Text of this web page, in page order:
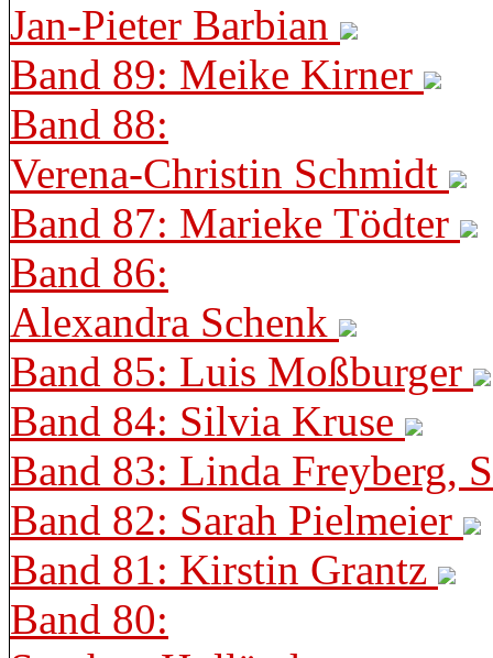
Jan-Pieter Barbian
Band 89: Meike Kirner
Band 88:
Verena-Christin Schmidt
Band 87: Marieke Tödter
Band 86:
Alexandra Schenk
Band 85: Luis Moßburger
Band 84: Silvia Kruse
Band 83: Linda Freyberg,
Band 82: Sarah Pielmeier
Band 81: Kirstin Grantz
Band 80: